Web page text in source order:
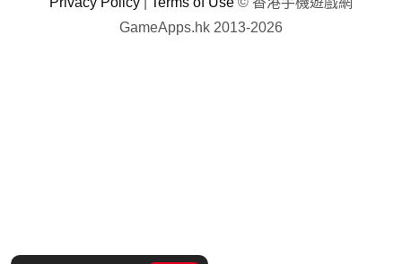
GameApps.hk 2013-2026